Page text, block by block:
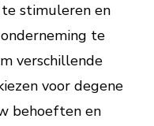
stimuleren en
te
verschillende
voor degene
behoeften en